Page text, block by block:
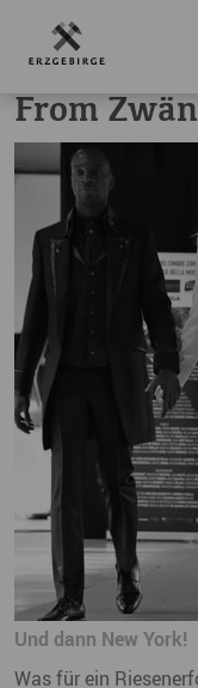
News,
From
Und dann New York!
Was für ein